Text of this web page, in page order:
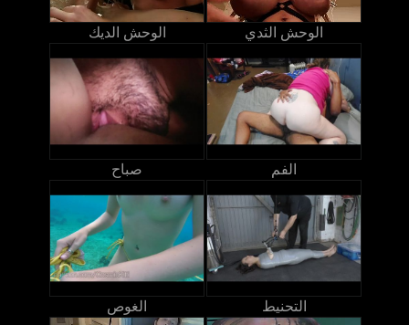
الوحش الديك الوحش الثدي
صباح الفم
الغوص التحنيط